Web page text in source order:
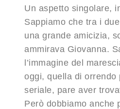
Un aspetto singolare,
Sappiamo che tra i
una grande amicizia,
ammirava Giovanna.
l’immagine del
oggi, quella di orrendo
seriale, pare aver
Però dobbiamo anche